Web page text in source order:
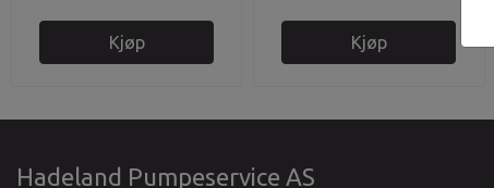
Kjøp Kjøp
Hadeland Pumpeservice AS